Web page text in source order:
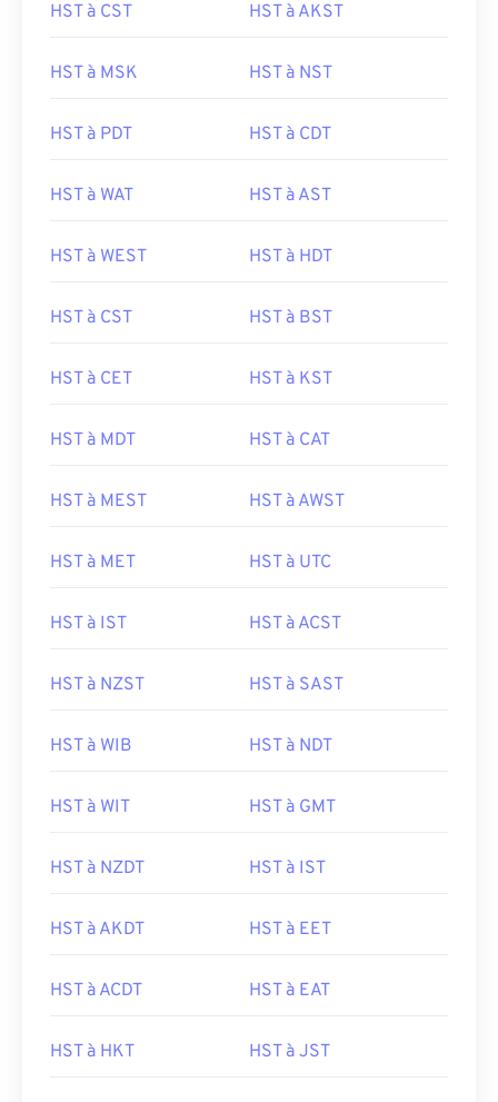
HST à CST HST à AKST
HST à MSK HST à NST
HST à PDT HST à CDT
HST à WAT HST à AST
HST à WEST HST à HDT
HST à CST HST à BST
HST à CET HST à KST
HST à MDT HST à CAT
HST à MEST HST à AWST
HST à MET HST à UTC
HST à IST HST à ACST
HST à NZST HST à SAST
HST à WIB HST à NDT
HST à WIT HST à GMT
HST à NZDT HST à IST
HST à AKDT HST à EET
HST à ACDT HST à EAT
HST à HKT HST à JST